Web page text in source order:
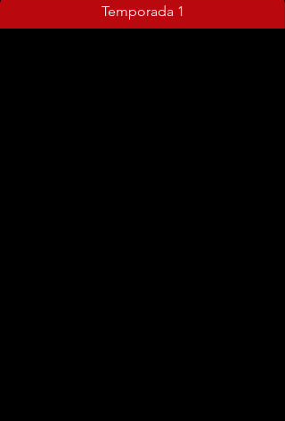
Temporada 1